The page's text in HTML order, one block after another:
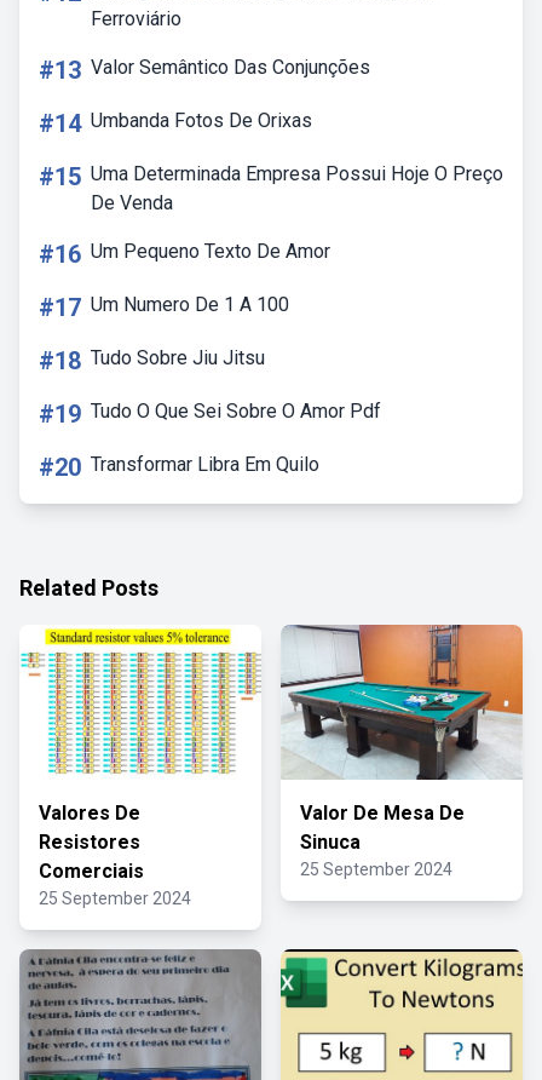
Ferroviário
#13 Valor Semântico Das Conjunções
#14 Umbanda Fotos De Orixas
#15 Uma Determinada Empresa Possui Hoje O Preço
De Venda
#16 Um Pequeno Texto De Amor
#17 Um Numero De 1 A 100
#18 Tudo Sobre Jiu Jitsu
#19 Tudo O Que Sei Sobre O Amor Pdf
#20 Transformar Libra Em Quilo
Related Posts
Valores De
Resistores
Comerciais
25 September 2024
Valor De Mesa De
Sinuca
25 September 2024